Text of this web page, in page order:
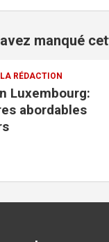
manqué
RÉDACTION
municipale
et
la